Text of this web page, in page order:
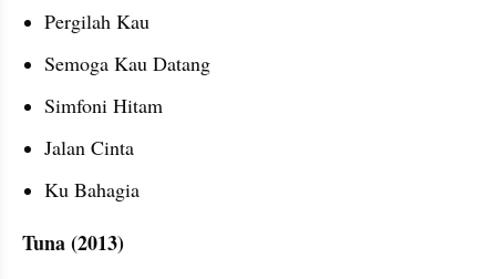
Pergilah Kau
Semoga Kau Datang
Simfoni Hitam
Jalan Cinta
Ku Bahagia
Tuna (2013)